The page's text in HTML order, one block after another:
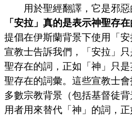
用於聖經翻譯，它是邪惡
「安拉」真的是表示神聖存
提倡在伊斯蘭背景下使用「
宣教士告訴我們，「安拉」
聖存在的詞，正如「神」只
聖存在的詞彙。這些宣教士
多數宗教背景（包括基督徒
用者用來替代「神」的詞，